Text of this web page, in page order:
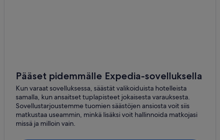
Pääset pidemmälle Expedia-sovelluksella
Kun varaat sovelluksessa, säästät valikoiduista hotelleista
samalla, kun ansaitset tuplapisteet jokaisesta varauksesta.
Sovellustarjoustemme tuomien säästöjen ansiosta voit siis
matkustaa useammin, minkä lisäksi voit hallinnoida matkojasi
missä ja milloin vain.